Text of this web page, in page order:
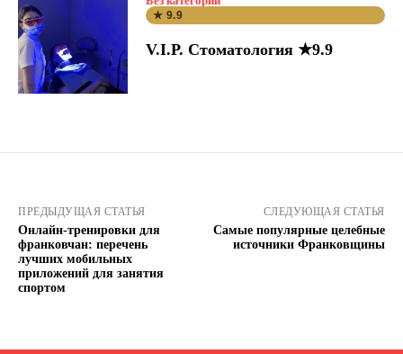
★ 9.9
V.I.P. Стоматология ★9.9
ПРЕДЫДУЩАЯ СТАТЬЯ
Онлайн-тренировки для
франковчан: перечень
лучших мобильных
приложений для занятия
спортом
СЛЕДУЮЩАЯ СТАТЬЯ
Самые популярные целебные
источники Франковщины